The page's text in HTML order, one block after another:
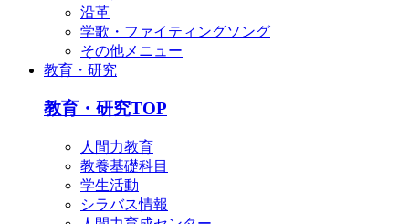
沿革
学歌・ファイティングソング
その他メニュー
教育・研究
教育・研究TOP
人間力教育
教養基礎科目
学生活動
シラバス情報